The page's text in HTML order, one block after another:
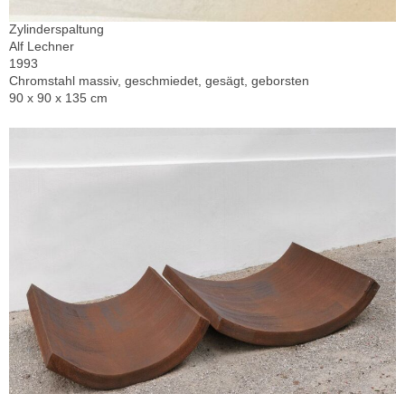
Zylinderspaltung
Alf Lechner
1993
Chromstahl massiv, geschmiedet, gesägt, geborsten
90 x 90 x 135 cm